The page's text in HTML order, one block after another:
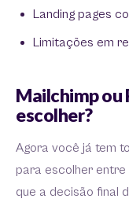
Landing pages
Limitações em
Mailchimp ou
escolher?
Agora você já tem
para escolher entre
que a decisão final